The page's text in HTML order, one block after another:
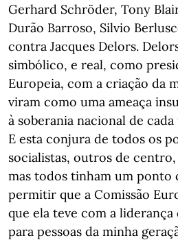
Gerhard Schröder, Tony
Durão Barroso, Silvio
contra Jacques Delors.
simbólico, e real, como
Europeia, com a criação da
viram como uma ameaça
à soberania nacional de
E esta conjura de todos os
socialistas, outros de
mas todos tinham um ponto
permitir que a Comissão
que ela teve com a liderança
para pessoas da minha